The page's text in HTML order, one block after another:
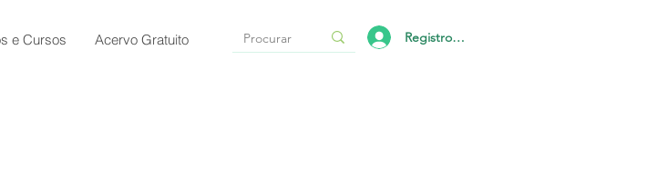
Registro/Login
e Cursos Acervo Gratuito